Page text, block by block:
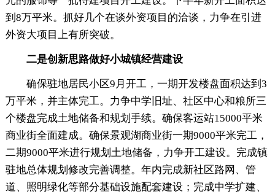
到8万平米。抓好几个在谈外资项目的洽谈，力争在引进
外资大项目上有所突破。
二是创新思路做好小城镇经营建设
确保驻地居民小区9月开工，一期开发楼盘面积达到3
万平米，并主体完工。力争中学旧址、社区中心和粮所三
个楼盘完成土地储备和规划手续。确保客运站15000平米
商业街全面建成。确保景观湖商业街一期9000平米完工，
二期9000平米进行规划土地储备，力争开工建设。完成镇
驻地总体规划修改完善调整。年内完成新社区路网、管
道、照明绿化等部分基础设施配套建设；完成中学扩建、